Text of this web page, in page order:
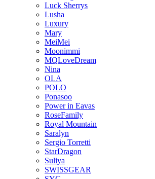
Luck Sherrys
Lusha
Luxury
Mary
MeiMei
Moonimmi
MQLoveDream
Nina
OLA
POLO
Ponasoo
Power in Eavas
RoseFamily
Royal Mountain
Saralyn
Sergio Torretti
StarDragon
Suliya
SWISSGEAR